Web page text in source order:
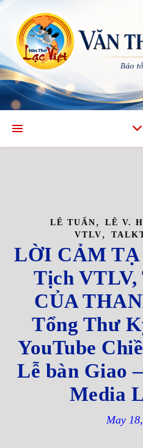
LÊ TUẤN , LÊ V.
VTLV ,
LỜI CẢM TẠ
Tịch
CỦA
Tổng Thư
YouTube
Lễ bàn Giao
Media
May